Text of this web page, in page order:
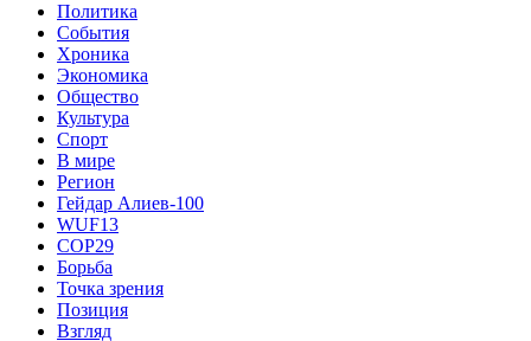
Политика
События
Хроника
Экономика
Общество
Культура
Спорт
В мире
Регион
Гейдар Алиев-100
WUF13
COP29
Борьба
Точка зрения
Позиция
Взгляд